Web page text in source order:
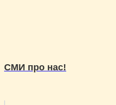
СМИ про нас!